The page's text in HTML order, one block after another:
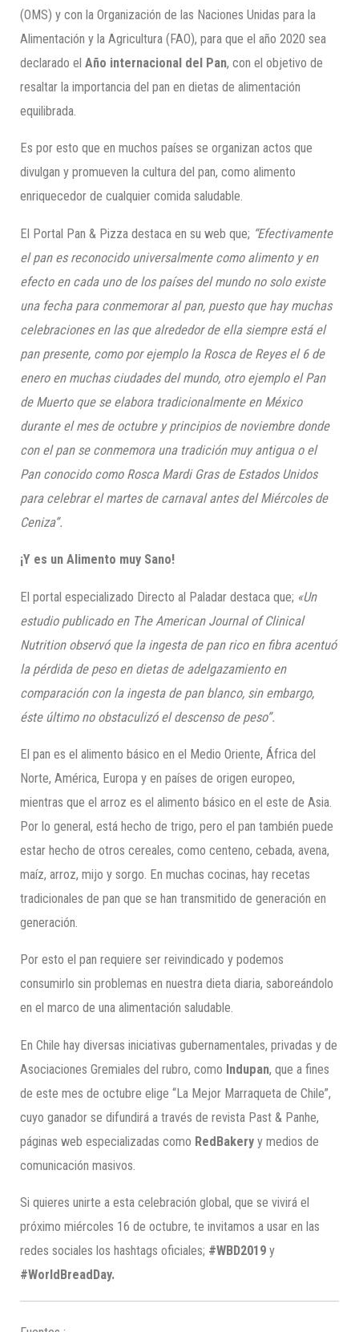
(OMS) y con la Organización de las Naciones Unidas para la
Alimentación y la Agricultura (FAO), para que el año 2020 sea
declarado elAño internacional del Pan, con el objetivo de
resaltar la importancia del pan en dietas de alimentación
equilibrada.
Es por esto que en muchos países se organizan actos que
divulgan y promueven la cultura del pan, como alimento
enriquecedor de cualquier comida saludable.
El Portal Pan & Pizza destaca en su web que; “Efectivamente
el pan es reconocido universalmente como alimento y en
efecto en cada uno de los países del mundo no solo existe
una fecha para conmemorar al pan, puesto que hay muchas
celebraciones en las que alrededor de ella siempre está el
pan presente, como por ejemplo la Rosca de Reyes el 6 de
enero en muchas ciudades del mundo, otro ejemplo el Pan
de Muerto que se elabora tradicionalmente en México
durante el mes de octubre y principios de noviembre donde
con el pan se conmemora una tradición muy antigua o el
Pan conocido como Rosca MardiGras de Estados Unidos
para celebrar el martes de carnaval antes del Miércoles de
Ceniza”.
¡Y es un Alimento muy Sano!
El portal especializado Directo al Paladar destaca que; «Un
estudio publicado en The American JournalofClinical
Nutritionobservó que la ingesta de pan rico en fibra acentuó
la pérdida de peso en dietas de adelgazamiento en
comparación con la ingesta de pan blanco, sin embargo,
éste último no obstaculizó el descenso de peso”.
El pan es el alimento básico en el Medio Oriente, África del
Norte, América, Europa y en países de origen europeo,
mientras que el arroz es el alimento básico en el este de Asia.
Por lo general, está hecho de trigo, pero el pan también puede
estar hecho de otros cereales, como centeno, cebada, avena,
maíz, arroz, mijo y sorgo. En muchas cocinas, hay recetas
tradicionales de pan que se han transmitido de generación en
generación.
Por esto el pan requiere ser reivindicado y podemos
consumirlo sin problemas en nuestra dieta diaria, saboreándolo
en el marco de una alimentación saludable.
En Chile hay diversas iniciativas gubernamentales, privadas y de
Asociaciones Gremiales del rubro, como Indupan, que a fines
de este mes de octubre elige “La Mejor Marraqueta de Chile”,
cuyo ganador se difundirá a través de revista Past & Panhe,
páginas web especializadas como RedBakery y medios de
comunicación masivos.
Si quieres unirte a esta celebración global, que se vivirá el
próximo miércoles 16 de octubre, te invitamos a usar en las
redes sociales los hashtags oficiales; #WBD2019 y
#World BreadDay.